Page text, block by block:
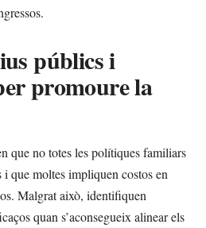
públics i
promoure la
que no totes les polítiques familiars
i que moltes impliquen costos en
Malgrat això, identifiquen
quan s’aconsegueix alinear els